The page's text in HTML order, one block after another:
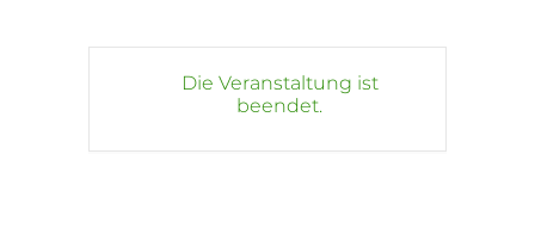
Die Veranstaltung ist
beendet.